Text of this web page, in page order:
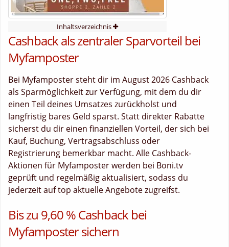
Inhaltsverzeichnis
Cashback als zentraler Sparvorteil bei
Myfamposter
Bei Myfamposter steht dir im August 2026 Cashback
als Sparmöglichkeit zur Verfügung, mit dem du dir
einen Teil deines Umsatzes zurückholst und
langfristig bares Geld sparst. Statt direkter Rabatte
sicherst du dir einen finanziellen Vorteil, der sich bei
Kauf, Buchung, Vertragsabschluss oder
Registrierung bemerkbar macht. Alle Cashback-
Aktionen für Myfamposter werden bei Boni.tv
geprüft und regelmäßig aktualisiert, sodass du
jederzeit auf top aktuelle Angebote zugreifst.
Bis zu 9,60 % Cashback bei
Myfamposter sichern